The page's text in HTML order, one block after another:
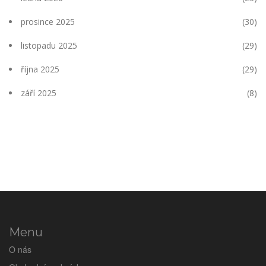
prosince 2025 (30)
listopadu 2025 (29)
října 2025 (29)
září 2025 (8)
Menu
O nás